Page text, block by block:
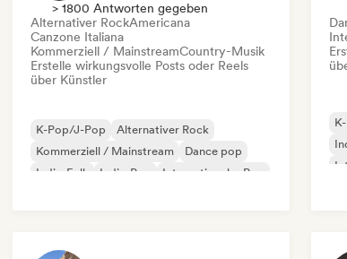
> 1800 Antworten gegeben
Alternativer RockAmericana
Canzone Italiana
Kommerziell / MainstreamCountry-Musik
Erstelle wirkungsvolle Posts oder Reels
über Künstler
K-Pop/J-Pop
Alternativer Rock
Kommerziell / Mainstream
Dance pop
Indie-Folk
Indie-Pop
Internationaler Pop